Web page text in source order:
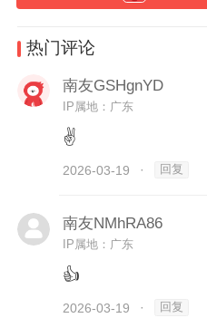
业集团，粤海集团业
5300余名党员。集团
重构集团党建工作
业、基层一线三个层
品牌体系，对内形成
响力，以高质量党建
作落实落地。
热门评论
南友GSHgnYD
IP属地：广东
✌
2026-03-19 · 回复
南友NMhRA86
IP属地：广东
👍
2026-03-19 · 回复